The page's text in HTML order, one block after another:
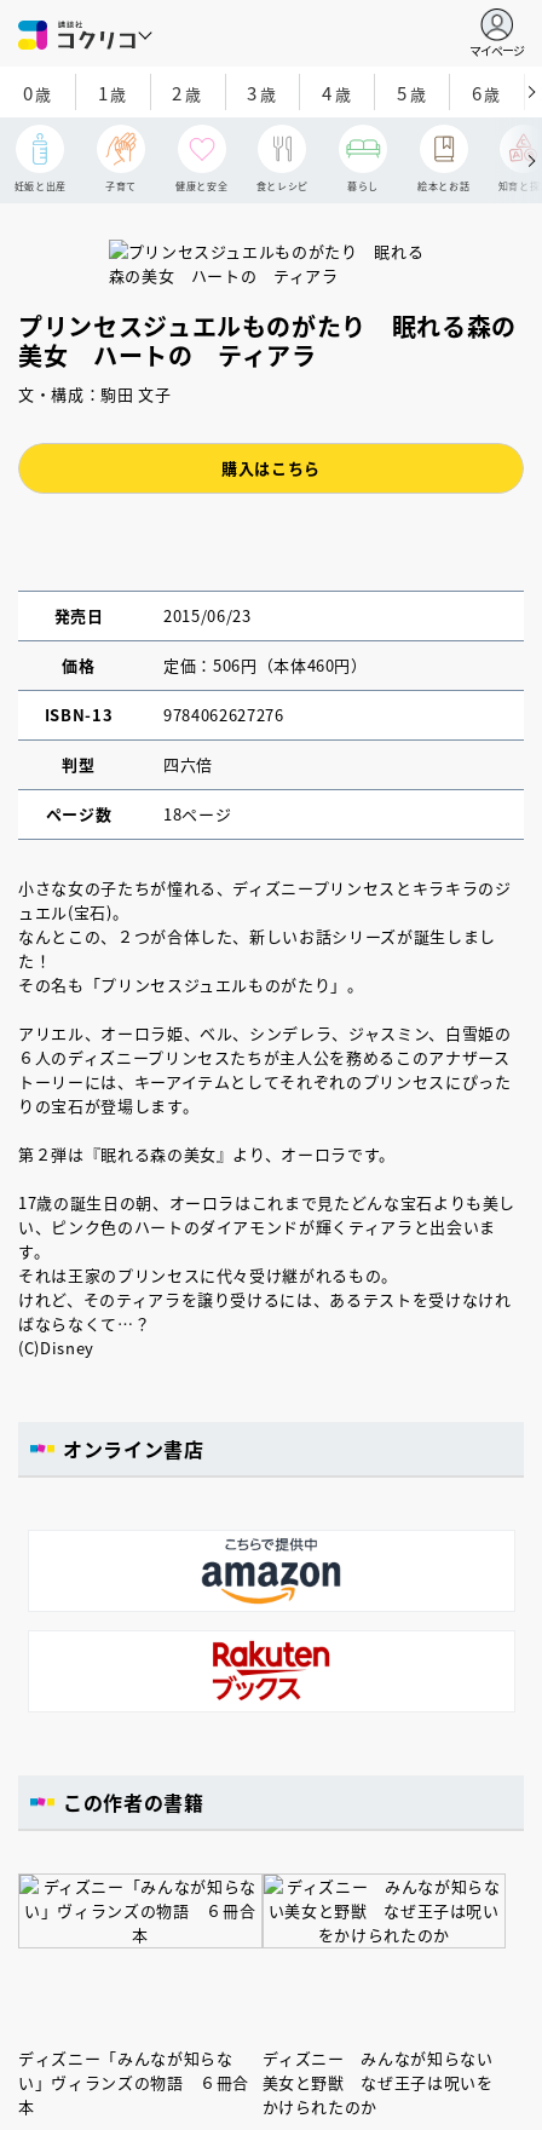
マイページ
0歳 1歳 2 歳 3歳 4歳 5歳 6歳
妊娠と出産 子育て 健康と安全 食とレシピ 暮らし 絵本とお話 知育と探
プリンセスジュエルものがたり 眠れる森の
美女 ハートの ティアラ
文・構成：駒田 文子
購入はこちら
発売日 2015/06/23
価格 定価：506円（本体460円）
ISBN-13 9784062627276
判型 四六倍
ページ数 18ページ
小さな女の子たちが憧れる、ディズニープリンセスとキラキラのジ
ュエル(宝石)。
なんとこの、２つが合体した、新しいお話シリーズが誕生しまし
た！
その名も「プリンセスジュエルものがたり」。
アリエル、オーロラ姫、ベル、シンデレラ、ジャスミン、白雪姫の
６人のディズニープリンセスたちが主人公を務めるこのアナザース
トーリーには、キーアイテムとしてそれぞれのプリンセスにぴった
りの宝石が登場します。
第２弾は『眠れる森の美女』より、オーロラです。
17歳の誕生日の朝、オーロラはこれまで見たどんな宝石よりも美し
い、ピンク色のハートのダイアモンドが輝くティアラと出会いま
す。
それは王家のプリンセスに代々受け継がれるもの。
けれど、そのティアラを譲り受けるには、あるテストを受けなけれ
ばならなくて…？
(C)Disney
オンライン書店
この作者の書籍
ディズニー「みんなが知らな
い」ヴィランズの物語 ６冊合
本
ディズニー みんなが知らない
美女と野獣 なぜ王子は呪いを
かけられたのか